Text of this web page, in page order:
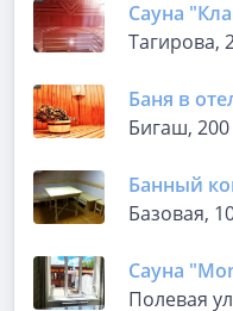
Сауна
Тагирова,
Баня в
Бигаш, 200
Банный
Базовая,
Сауна
Полевая